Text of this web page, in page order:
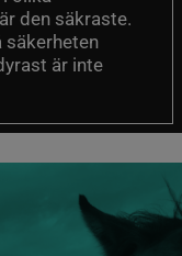
den säkraste.
säkerheten
är inte